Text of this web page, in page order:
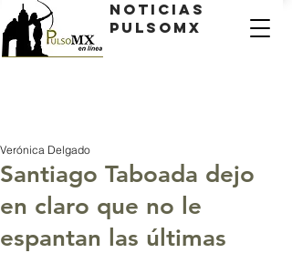
Noticias
PulsoMX
Santiago Taboada dejo
en claro que no le
espantan las últimas
Verónica Delgado